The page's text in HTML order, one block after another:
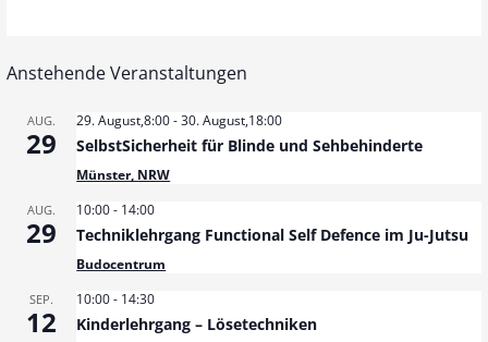
Anstehende Veranstaltungen
AUG.
29
29. August,8:00-30. August,18:00
SelbstSicherheit für Blinde und Sehbehinderte
Münster, NRW
AUG.
29
10:00- 14:00
Techniklehrgang Functional Self Defence im Ju-Jutsu
Budocentrum
SEP.
12
10:00- 14:30
Kinderlehrgang – Lösetechniken